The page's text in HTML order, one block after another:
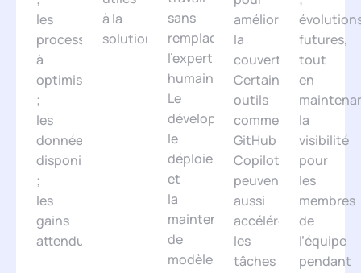
les
processus
à
optimiser
;
les
données
disponibles
;
les
gains
attendus.
à la
solution.
sans
remplacer
l’expertise
humaine.
Le
développement,
le
déploiement
et
la
maintenance
de
modèles
améliorer
la
couverture.
Certains
outils
comme
GitHub
Copilot
peuvent
aussi
accélérer
les
tâches
futures,
tout
en
la
visibilité
pour
les
membres
de
l’équipe
pendant